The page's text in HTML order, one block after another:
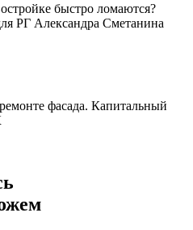
быстро ломаются?
РГ Александра Сметанина
фасада. Капитальный